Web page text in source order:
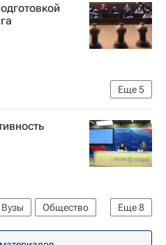
Еще5
Министерство науки и высшего образования РФ (Минобрнауки России)
абитуриента
Еще8
Вузы
Общество